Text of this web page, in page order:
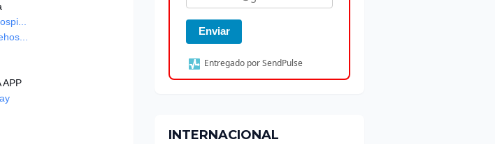
APP
Enviar
Entregado por SendPulse
INTERNACIONAL